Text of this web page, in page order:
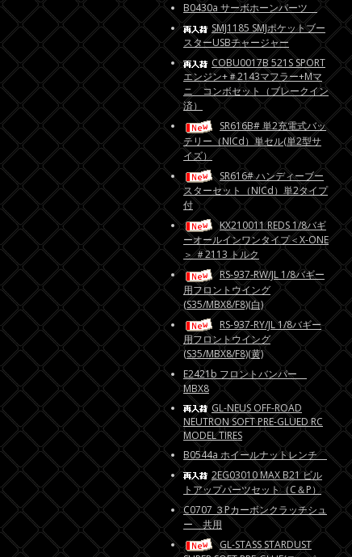
B0430a サーボホーンパーツ
SMJ1185 SMJポケットブー
スターUSBチャージャー
COBU0017B 521S SPORT
エンジン+＃2143マフラー+Mマ
ニ コンボセット（ブレークイン
済）
SR616B# 単2充電式バッ
テリー（NICd）単セル(単2型サ
イズ）
SR616# ハンディーブー
スターセット（NICd）単2タイプ
付
KX210011 REDS 1/8バギ
ーオールインワンタイプ＜X-ONE
＞ ＃2113 トルク
RS-937-RW/JL 1/8バギー
用フロントウイング
(S35/MBX8/F8)(白)
RS-937-RY/JL 1/8バギー
用フロントウイング
(S35/MBX8/F8)(黄)
E2421b フロントバンパー
MBX8
GL-NEUS OFF-ROAD
NEUTRON SOFT PRE-GLUED RC
MODEL TIRES
B0544a ホイールナットレンチ
2EG03010 MAX B21 ビル
トアップパーツセット（C＆P）
C0707 ３Pカーボンクラッチシュ
ー 共用
GL-STASS STARDUST